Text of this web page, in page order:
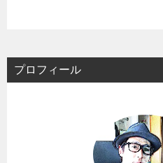
プロフィール